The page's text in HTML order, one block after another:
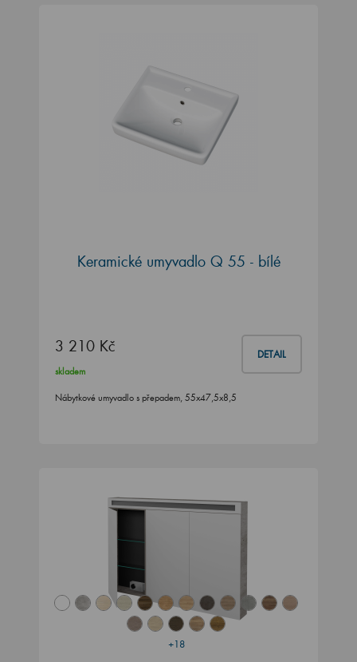
Keramické umyvadlo Q 55 - bílé
3 210 Kč DETAIL
skladem
Nábytkové umyvadlo s přepadem, 55x47,5x8,5
+18